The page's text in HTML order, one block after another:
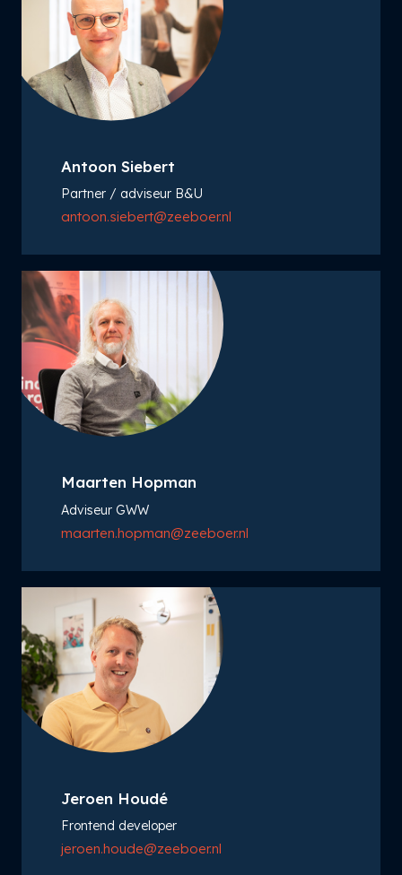
Antoon Siebert
Partner / adviseur B&U
antoon.siebert@zeeboer.nl
Maarten Hopman
Adviseur GWW
maarten.hopman@zeeboer.nl
Jeroen Houdé
Frontend developer
jeroen.houde@zeeboer.nl